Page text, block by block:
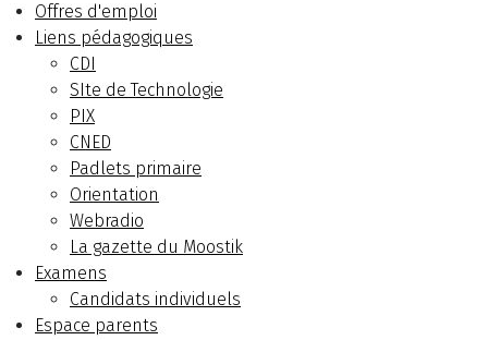
Offres d'emploi
Liens pédagogiques
CDI
SIte de Technologie
PIX
CNED
Padlets primaire
Orientation
Webradio
La gazette du Moostik
Examens
Candidats individuels
Espace parents